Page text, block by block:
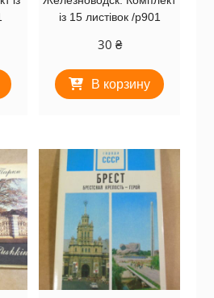
із 15 листівок /р901
30 ₴
В корзину